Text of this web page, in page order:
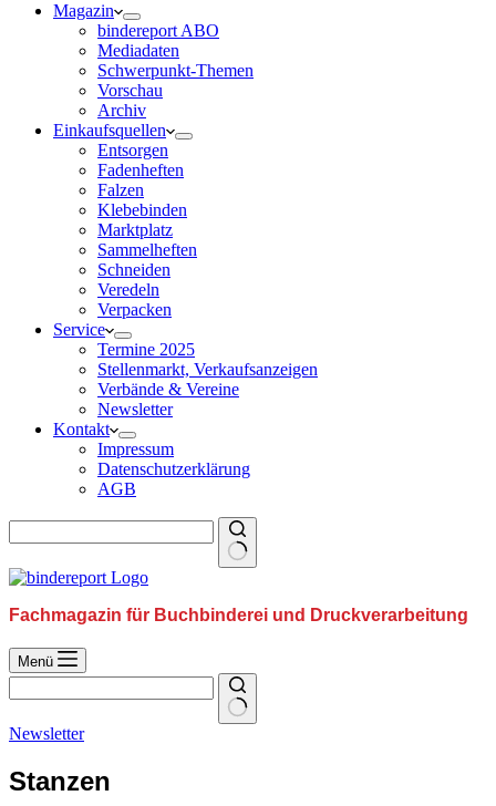
Magazin
bindereport ABO
Mediadaten
Schwerpunkt-Themen
Vorschau
Archiv
Einkaufsquellen
Entsorgen
Fadenheften
Falzen
Klebebinden
Marktplatz
Sammelheften
Schneiden
Veredeln
Verpacken
Service
Termine 2025
Stellenmarkt, Verkaufsanzeigen
Verbände & Vereine
Newsletter
Kontakt
Impressum
Datenschutzerklärung
AGB
Fachmagazin für Buchbinderei und Druckverarbeitung
Menü
Newsletter
Stanzen